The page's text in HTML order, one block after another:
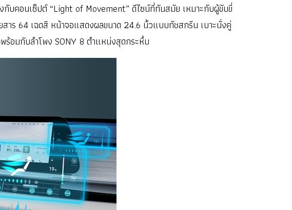
กับคอนเซ็ปต์ “Light of Movement” ดีไซน์ที่ทันสมัย เหมาะกับผู้ขับขี่
าร 64 เฉดสี หน้าจอแสดงผลขนาด 24.6 นิ้วแบบทัชสกรีน เบาะนั่งคู่
ร้อมกับลำโพง SONY 8 ตำแหน่งสุดกระหึ่ม